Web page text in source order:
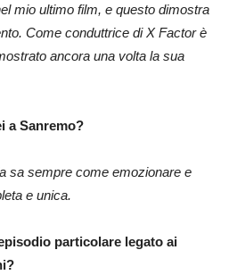
mio ultimo film, e questo dimostra
Come conduttrice di X Factor è
ancora una volta la sua
a Sanremo?
sa sempre come emozionare e
e unica.
particolare legato ai